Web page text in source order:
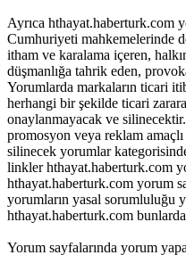
Ayrıca hthayat.haberturk.com
Cumhuriyeti mahkemelerinde
itham ve karalama içeren,
düşmanlığa tahrik eden,
Yorumlarda markaların ticari
herhangi bir şekilde ticari
onaylanmayacak ve
promosyon veya reklam
silinecek yorumlar
linkler hthayat.haberturk.com
hthayat.haberturk.com yorum
yorumların yasal sorumluluğu
hthayat.haberturk.com
Yorum sayfalarında yorum